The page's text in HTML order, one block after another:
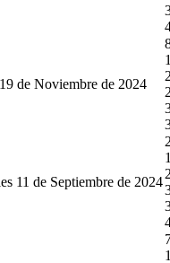
de Noviembre de 2024
11 de Septiembre de 2024
2